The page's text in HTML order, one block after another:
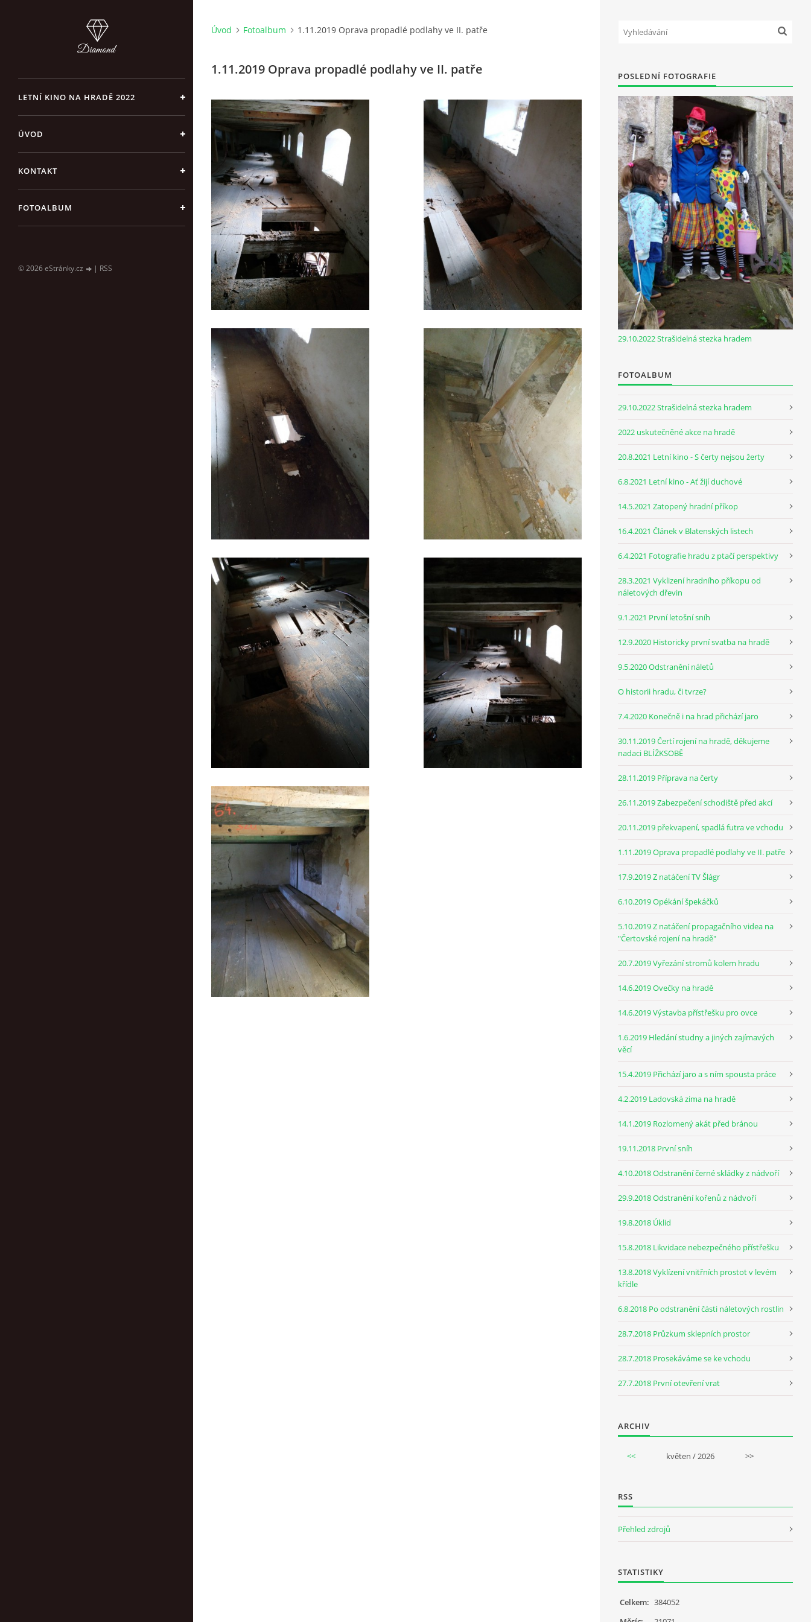
LETNÍ KINO NA HRADĚ 2022
ÚVOD
KONTAKT
FOTOALBUM
© 2026 eStránky.cz | RSS
Úvod Fotoalbum 1.11.2019 Oprava propadlé podlahy ve II. patře
1.11.2019 Oprava propadlé podlahy ve II. patře POSLEDNÍ FOTOGRAFIE
29.10.2022 Strašidelná stezka hradem
FOTOALBUM
29.10.2022 Strašidelná stezka hradem
2022 uskutečněné akce na hradě
20.8.2021 Letní kino - S čerty nejsou žerty
6.8.2021 Letní kino - Ať žijí duchové
14.5.2021 Zatopený hradní příkop
16.4.2021 Článek v Blatenských listech
6.4.2021 Fotografie hradu z ptačí perspektivy
28.3.2021 Vyklizení hradního příkopu od
náletových dřevin
9.1.2021 První letošní sníh
12.9.2020 Historicky první svatba na hradě
9.5.2020 Odstranění náletů
O historii hradu, či tvrze?
7.4.2020 Konečně i na hrad přichází jaro
30.11.2019 Čertí rojení na hradě, děkujeme
nadaci BLÍŽKSOBĚ
28.11.2019 Příprava na čerty
26.11.2019 Zabezpečení schodiště před akcí
20.11.2019 překvapení, spadlá futra ve vchodu
1.11.2019 Oprava propadlé podlahy ve II. patře
17.9.2019 Z natáčení TV Šlágr
6.10.2019 Opékání špekáčků
5.10.2019 Z natáčení propagačního videa na
"Čertovské rojení na hradě"
20.7.2019 Vyřezání stromů kolem hradu
14.6.2019 Ovečky na hradě
14.6.2019 Výstavba přístřešku pro ovce
1.6.2019 Hledání studny a jiných zajímavých
věcí
15.4.2019 Přichází jaro a s ním spousta práce
4.2.2019 Ladovská zima na hradě
14.1.2019 Rozlomený akát před bránou
19.11.2018 První sníh
4.10.2018 Odstranění černé skládky z nádvoří
29.9.2018 Odstranění kořenů z nádvoří
19.8.2018 Úklid
15.8.2018 Likvidace nebezpečného přístřešku
13.8.2018 Vyklízení vnitřních prostot v levém
křídle
6.8.2018 Po odstranění části náletových rostlin
28.7.2018 Průzkum sklepních prostor
28.7.2018 Prosekáváme se ke vchodu
27.7.2018 První otevření vrat
ARCHIV
<< květen / 2026 >>
RSS
Přehled zdrojů
STATISTIKY
Celkem: 384052